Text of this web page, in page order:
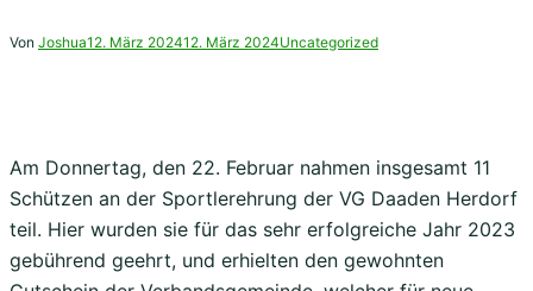
Von Joshua12. März 202412. März 2024Uncategorized
Am Donnertag, den 22. Februar nahmen insgesamt 11
Schützen an der Sportlerehrung der VG Daaden Herdorf
teil. Hier wurden sie für das sehr erfolgreiche Jahr 2023
gebührend geehrt, und erhielten den gewohnten